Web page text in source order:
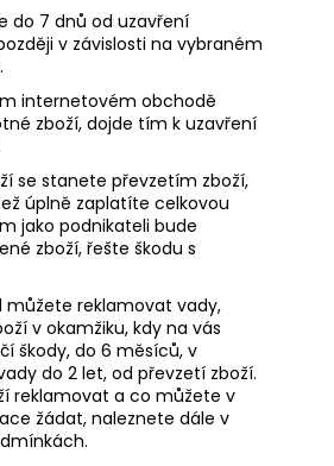
do 7 dnů od uzavření
v závislosti na vybraném
internetovém obchodě
zboží, dojde tím k uzavření
se stanete převzetím zboží,
úplně zaplatíte celkovou
jako podnikateli bude
zboží, řešte škodu s
můžete reklamovat vady,
v okamžiku, kdy na vás
škody, do 6 měsíců, v
do 2 let, od převzetí zboží.
reklamovat a co můžete v
žádat, naleznete dále v
HLEDAT